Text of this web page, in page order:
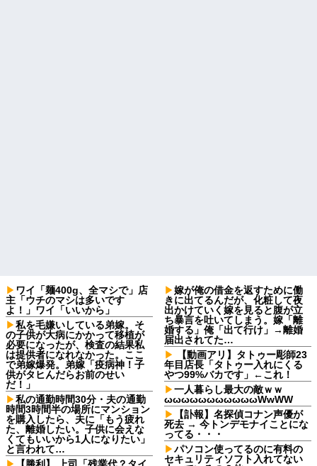
ワイ「麺400g、全マシで」店
主「ウチのマシは多いです
よ！」ワイ「いいから」
私を毛嫌いしている弟嫁。そ
の子供が大病にかかって移植が
必要になったが、検査の結果私
は提供者になれなかった。ここ
で弟嫁爆発。弟嫁「疫病神！子
供がタヒんだらお前のせい
だ！」
私の通勤時間30分・夫の通勤
時間3時間半の場所にマンション
を購入したら、夫に「もう疲れ
た、離婚したい。子供に会えな
くてもいいから1人になりたい」
と言われて…
嫁が俺の借金を返すために働
きに出てるんだが、化粧して夜
出かけていく嫁を見ると腹が立
ち暴言を吐いてしまう。嫁「離
婚する」俺「出て行け」→離婚
届出されてた…
【動画アリ】タトゥー彫師23
年目店長「タトゥー入れにくる
やつ99%バカです」←これ！
一人暮らし最大の敵ｗｗ
ωωωωωωωωωωωWwWW
【訃報】名探偵コナン声優が
死去 → 今トンデモナイことにな
ってる・・・
パソコン使ってるのに有料の
セキュリティソフト入れてない